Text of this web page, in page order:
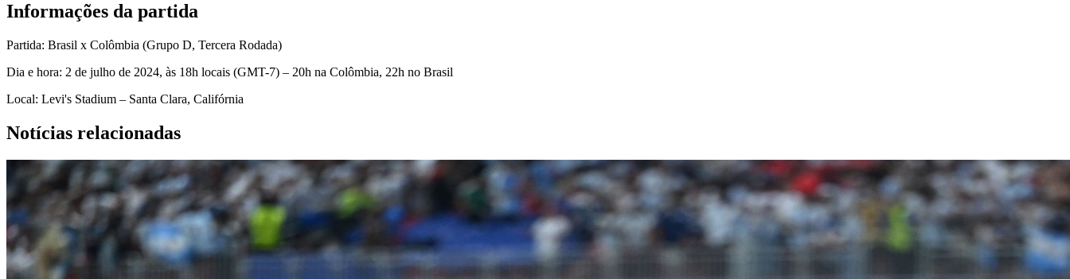
Informações da partida
Partida: Brasil x Colômbia (Grupo D, Tercera Rodada)
Dia e hora: 2 de julho de 2024, às 18h locais (GMT-7) – 20h na Colômbia, 22h no Brasil
Local: Levi's Stadium – Santa Clara, Califórnia
Notícias relacionadas